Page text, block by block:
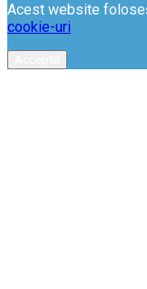
Acest website
cookie-uri